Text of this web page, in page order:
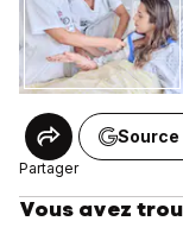
Partager
Vous avez